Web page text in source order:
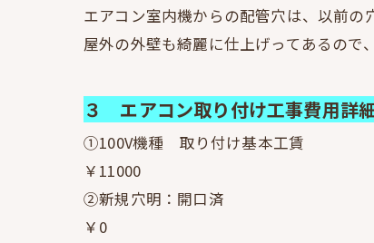
エアコン室内機からの配管穴は、以前
屋外の外壁も綺麗に仕上げってあるの
３ エアコン取り付け工事費用詳
①100V機種 取り付け基本工賃
￥11000
②新規穴明：開口済
￥0